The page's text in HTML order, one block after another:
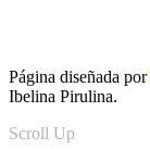
Página diseñada por
Ibelina Pirulina.
Scroll Up